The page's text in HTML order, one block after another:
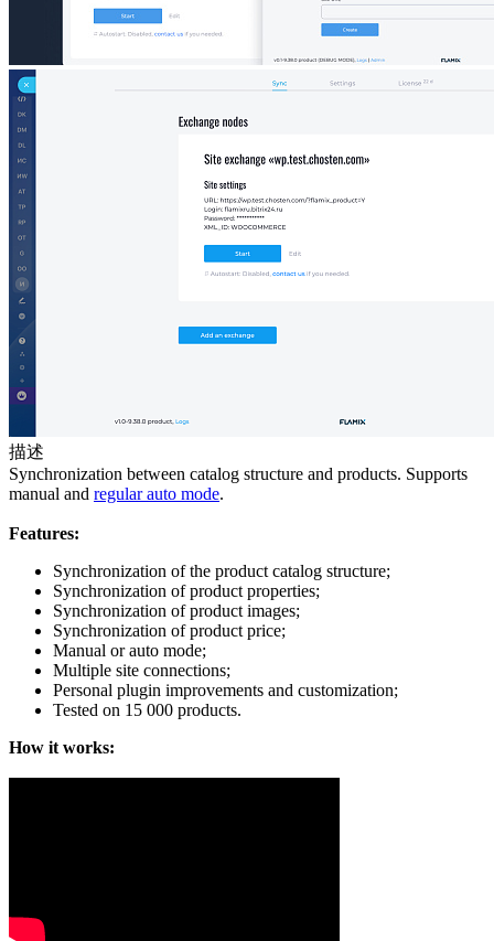
描述
Synchronization between catalog structure and products. Supports
manual and regular auto mode.
Features:
Synchronization of the product catalog structure;
Synchronization of product properties;
Synchronization of product images;
Synchronization of product price;
Manual or auto mode;
Multiple site connections;
Personal plugin improvements and customization;
Tested on 15 000 products.
How it works: